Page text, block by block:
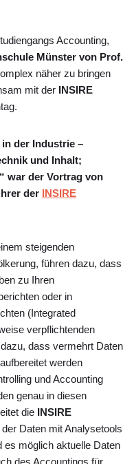
Accounting,
Münster von Prof.
näher zu bringen
mit der INSIRE
der Industrie –
und Inhalt;
war der Vortrag von
der INSIRE
steigenden
führen dazu, dass
zu Ihren
oder in
(Integrated
verpflichtenden
dass vermehrt Daten
werden
und Accounting
genau in diesen
die INSIRE
Daten mit Analysetools
es möglich aktuelle Daten
des Accountings für